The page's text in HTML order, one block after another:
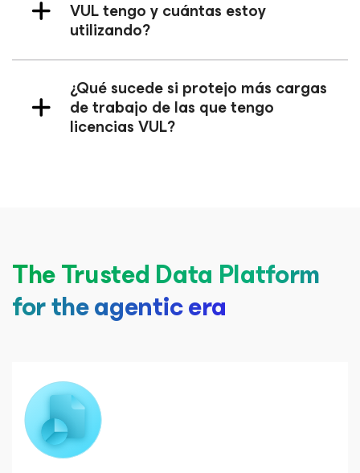
VUL tengo y cuántas estoy
utilizando?
¿Qué sucede si protejo más cargas
de trabajo de las que tengo
licencias VUL?
The Trusted Data Platform
for the agentic era